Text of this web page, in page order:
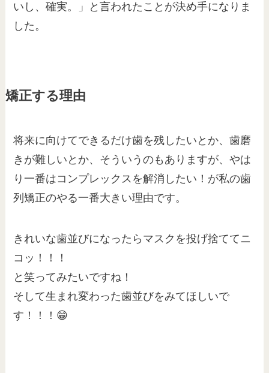
いし、確実。」と言われたことが決め手になりま
した。
矯正する理由
将来に向けてできるだけ歯を残したいとか、歯磨
きが難しいとか、そういうのもありますが、やは
り一番はコンプレックスを解消したい！が私の歯
列矯正のやる一番大きい理由です。
きれいな歯並びになったらマスクを投げ捨ててニ
コッ！！！
と笑ってみたいですね！
そして生まれ変わった歯並びをみてほしいで
す！！！😁